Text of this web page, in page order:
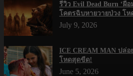
รีวิว Evil Dead Burn ‘ผี
โคตรฉิบหายวายป่วง โ
July 9, 2026
ICE CREAM MAN ปล่อ
โหดสุดขีด!
June 5, 2026